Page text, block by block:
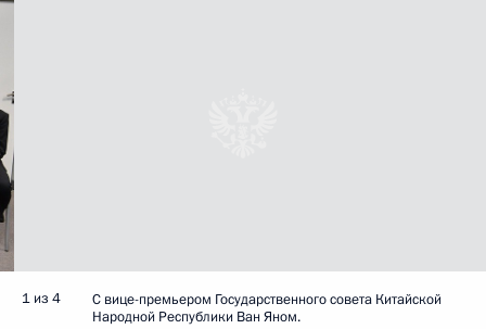
1 из 4
С вице-премьером Государственного совета Китайской
Народной Республики Ван Яном.